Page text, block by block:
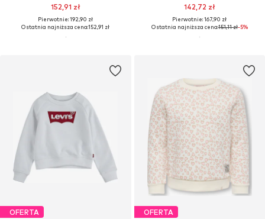
152,91 zł
Pierwotnie: 192,90 zł
Ostatnia najniższa cena:152,91 zł
142,72 zł
Pierwotnie: 167,90 zł
Ostatnia najniższa cena:151,11 zł-5%
OFERTA OFERTA